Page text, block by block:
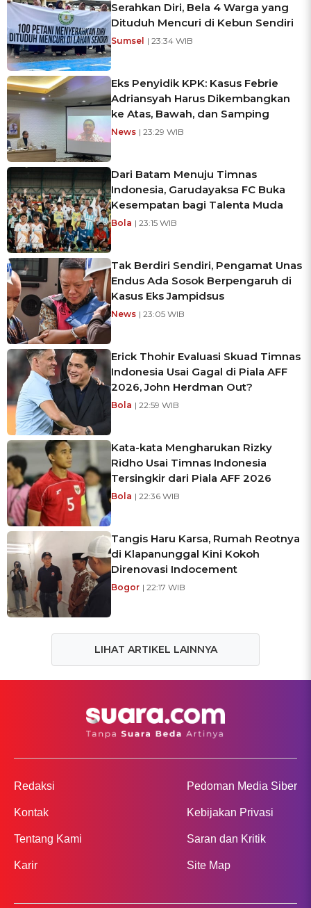
Serahkan Diri, Bela 4 Warga yang
Dituduh Mencuri di Kebun Sendiri
Sumsel | 23:34 WIB
Eks Penyidik KPK: Kasus Febrie
Adriansyah Harus Dikembangkan
ke Atas, Bawah, dan Samping
News | 23:29 WIB
Dari Batam Menuju Timnas
Indonesia, Garudayaksa FC Buka
Kesempatan bagi Talenta Muda
Bola | 23:15 WIB
Tak Berdiri Sendiri, Pengamat Unas
Endus Ada Sosok Berpengaruh di
Kasus Eks Jampidsus
News | 23:05 WIB
Erick Thohir Evaluasi Skuad Timnas
Indonesia Usai Gagal di Piala AFF
2026, John Herdman Out?
Bola | 22:59 WIB
Kata-kata Mengharukan Rizky
Ridho Usai Timnas Indonesia
Tersingkir dari Piala AFF 2026
Bola | 22:36 WIB
Tangis Haru Karsa, Rumah Reotnya
di Klapanunggal Kini Kokoh
Direnovasi Indocement
Bogor | 22:17 WIB
LIHAT ARTIKEL LAINNYA
Redaksi
Kontak
Tentang Kami
Karir
Pedoman Media Siber
Kebijakan Privasi
Saran dan Kritik
Site Map